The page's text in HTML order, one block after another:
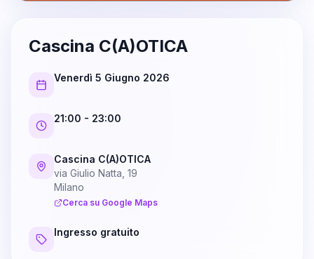
Cascina C(A)OTICA
Venerdì 5 Giugno 2026
21:00 - 23:00
Cascina C(A)OTICA
via Giulio Natta, 19
Milano
Cerca su Google Maps
Ingresso gratuito